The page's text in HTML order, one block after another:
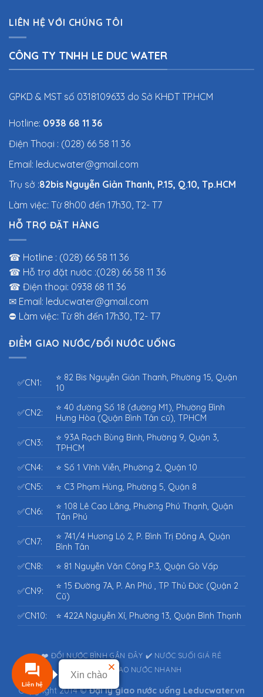
LIÊN HỆ VỚI CHÚNG TÔI
CÔNG TY TNHH LE DUC WATER
GPKD & MST số 0318109633 do Sở KHĐT TP.HCM
Hotline: 0938 68 11 36
Điện Thoại : (028) 66 58 11 36
Email: leducwater@gmail.com
Trụ sở :82bis Nguyễn Giản Thanh, P.15, Q.10, Tp.HCM
Làm việc: Từ 8h00 đến 17h30, T2- T7
HỖ TRỢ ĐẶT HÀNG
☎ Hotline : (028) 66 58 11 36
☎ Hỗ trợ đặt nước :(028) 66 58 11 36
☎ Điện thoại: 0938 68 11 36
✉ Email: leducwater@gmail.com
⛔ Làm việc: Từ 8h đến 17h30, T2- T7
ĐIỂM GIAO NƯỚC/ĐỔI NƯỚC UỐNG
✅CN1:
⭐ 82 Bis Nguyễn Giản Thanh, Phường 15, Quận
10
✅CN2:
⭐ 40 đường Số 18 (đường M1), Phường Bình
Hưng Hòa (Quận Bình Tân cũ), TPHCM
✅CN3:
⭐ 93A Rạch Bùng Binh, Phường 9, Quận 3,
TPHCM
✅CN4:
⭐ Số 1 Vĩnh Viễn, Phường 2, Quận 10
✅CN5:
⭐ C3 Phạm Hùng, Phường 5, Quận 8
✅CN6:
⭐ 108 Lê Cao Lãng, Phường Phú Thạnh, Quận
Tân Phú
✅CN7:
⭐ 741/4 Hương Lộ 2, P. Bình Trị Đông A, Quận
Bình Tân
✅CN8:
⭐ 81 Nguyễn Văn Công P.3, Quận Gò Vấp
✅CN9:
⭐ 15 Đường 7A, P. An Phú , TP Thủ Đức (Quận 2
Cũ)
✅CN10:
⭐ 422A Nguyễn Xí, Phường 13, Quận Bình Thạnh
❤️ ĐỔI NƯỚC BÌNH GẦN ĐÂY ✔️ NƯỚC SUỐI GIÁ RẺ
⭐⭐⭐⭐⭐ GIAO NƯỚC NHANH
Copyright 2014 ©Đại lý giao nước uống Leducwater.vn
Liên hệ
Xin chào